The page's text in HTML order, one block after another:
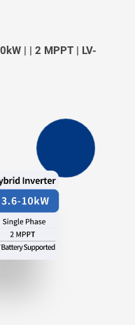
| | 2 MPPT | LV-